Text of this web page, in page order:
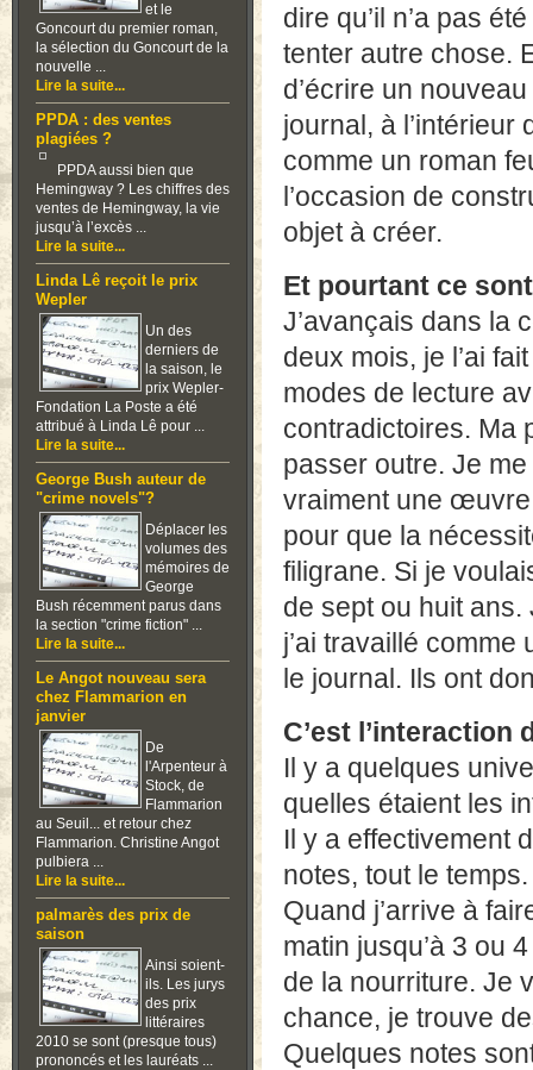
et le
Goncourt du premier roman,
la sélection du Goncourt de la
nouvelle ...
Lire la suite...
PPDA : des ventes
plagiées ?
PPDA aussi bien que
Hemingway ? Les chiffres des
ventes de Hemingway, la vie
jusqu’à l’excès ...
Lire la suite...
Linda Lê reçoit le prix
Wepler
Un des
derniers de
la saison, le
prix Wepler-
Fondation La Poste a été
attribué à Linda Lê pour ...
Lire la suite...
George Bush auteur de
"crime novels"?
Déplacer les
volumes des
mémoires de
George
Bush récemment parus dans
la section "crime fiction" ...
Lire la suite...
Le Angot nouveau sera
chez Flammarion en
janvier
De
l'Arpenteur à
Stock, de
Flammarion
au Seuil... et retour chez
Flammarion. Christine Angot
pulbiera ...
Lire la suite...
palmarès des prix de
saison
Ainsi soient-
ils. Les jurys
des prix
littéraires
2010 se sont (presque tous)
prononcés et les lauréats ...
dire qu’il n’a pas
tenter autre chose.
d’écrire un
journal, à
comme un roman
l’occasion de
objet à créer.
Et pourtant ce
J’avançais dans la
deux mois, je l’ai
modes de lecture
contradictoires. Ma
passer outre. Je
vraiment une
pour que la
filigrane. Si je
de sept ou huit ans.
j’ai travaillé comme
le journal. Ils ont
C’est l’interaction
Il y a quelques
quelles étaient les
Il y a effectivement
notes, tout le
Quand j’arrive à
matin jusqu’à 3 ou
de la nourriture. Je
chance, je trouve
Quelques notes